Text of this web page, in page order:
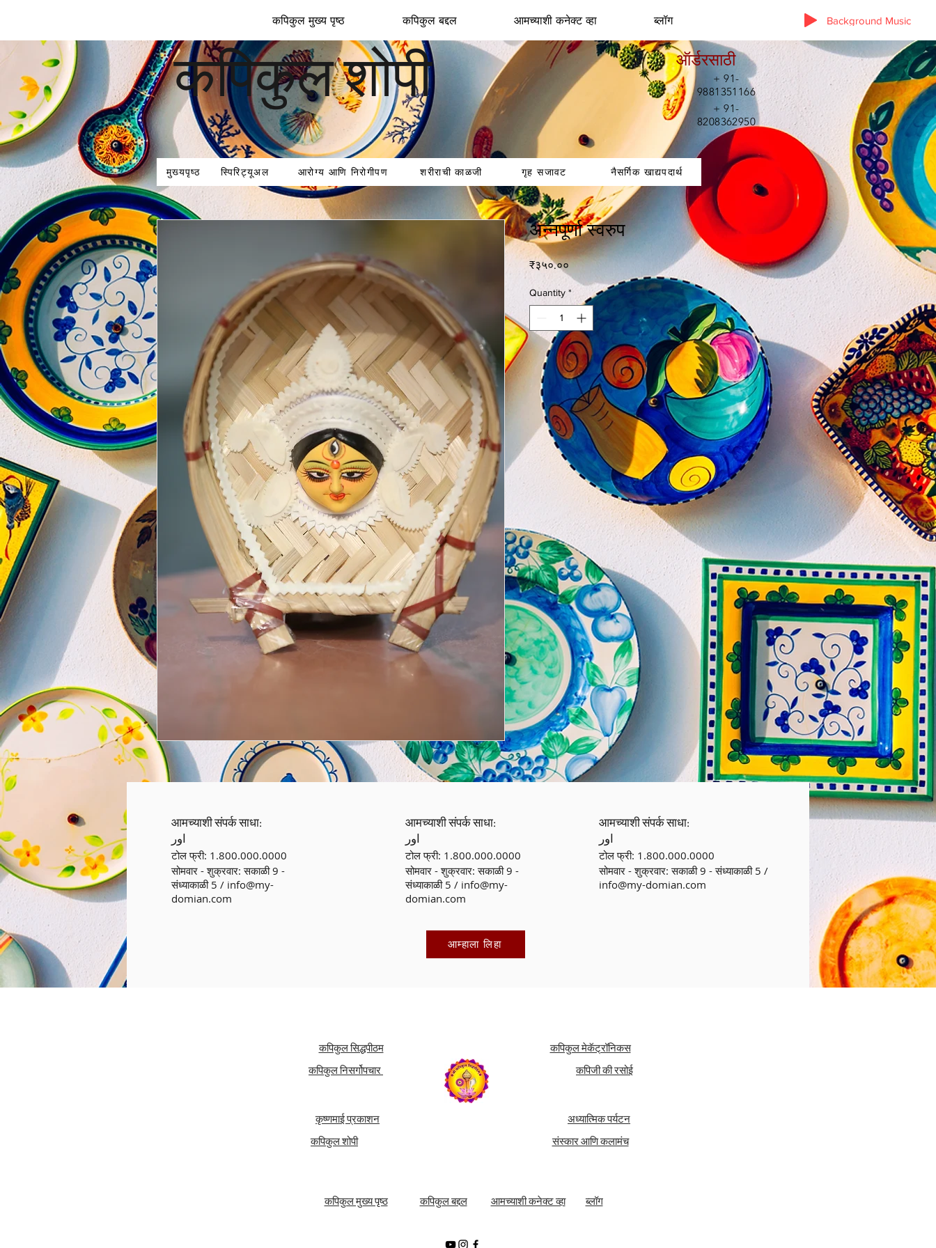
कपिकुल मुख्य पृष्ठ कपिकुल बद्दल आमच्याशी कनेक्ट व्हा ब्लॉग Background Music
कपिकुल शोपी ऑर्डरसाठी
+ 91-
9881351166
+ 91-
8208362950
मुख्यपृष्ठ स्पिरिट्यूअल आरोग्य आणि निरोगीपण शरीराची काळजी गृह सजावट नैसर्गिक खाद्यपदार्थ
अन्नपूर्णा स्वरुप
₹३५०.००Price
Quantity *
आमच्याशी संपर्क साधा:
اور
टोल फ्री: 1.800.000.0000
सोमवार - शुक्रवार: सकाळी 9 -
संध्याकाळी 5 / info@my-
domian.com
आमच्याशी संपर्क साधा:
اور
टोल फ्री: 1.800.000.0000
सोमवार - शुक्रवार: सकाळी 9 -
संध्याकाळी 5 / info@my-
domian.com
आम्हाला लिहा
आमच्याशी संपर्क साधा:
اور
टोल फ्री: 1.800.000.0000
सोमवार - शुक्रवार: सकाळी 9 - संध्याकाळी 5 /
info@my-domian.com
कपिकुल सिद्धपीठम
कपिकुल निसर्गोपचार
कृष्णमाई प्रकाशन
कपिकुल शोपी
कपिकुल मेकॅट्रॉनिकस
कपिजी की रसोई
अध्यात्मिक पर्यटन
संस्कार आणि कलामंच
कपिकुल मुख्य पृष्ठ कपिकुल बद्दल आमच्याशी कनेक्ट व्हा ब्लॉग